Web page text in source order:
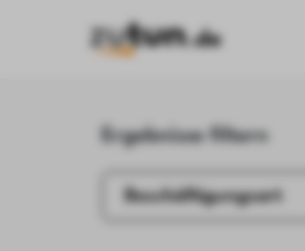
Ergebnisse filtern
Beschäftigungsart